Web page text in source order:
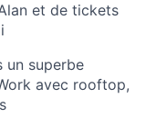
et de tickets
un superbe
avec rooftop,